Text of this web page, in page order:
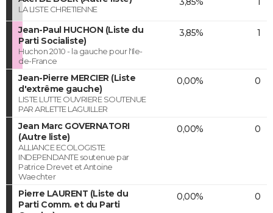
LA LISTE CHRETIENNE
Jean-Paul HUCHON (Liste du
Parti Socialiste)
Huchon 2010 - la gauche pour l'Ile-
de-France
3,85% 1
Jean-Pierre MERCIER (Liste
d'extrême gauche)
LISTE LUTTE OUVRIERE SOUTENUE
PAR ARLETTE LAGUILLER
0,00% 0
Jean Marc GOVERNATORI
(Autre liste)
ALLIANCE ECOLOGISTE
INDEPENDANTE soutenue par
Patrice Drevet et Antoine
Waechter
0,00% 0
Pierre LAURENT (Liste du
Parti Comm. et du Parti
0,00% 0